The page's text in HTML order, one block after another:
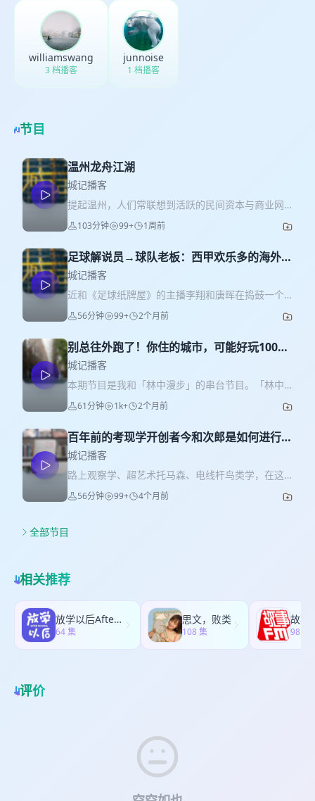
williamswang
3 档播客
junnoise
1 档播客
节目
温州龙舟江湖
城记播客
提起温州，人们常联想到活跃的民间资本与商业网
络——上世纪末本世纪初,温州民间资本一度密集涌
入多个城市的房地产市场；而在巴黎、意大利普拉
籍侨胞数量庞大，温州话也成为社区内部日常交流
的重要语言之一。 近两年，美食、工艺、山野等在
地文化内容的持续挖掘，让“温州性”有了更多元的注
脚。几年前，我在社交媒体上注意到有人开始系统
记录温州的龙舟文化，他们把龙舟基地、训练和巡
发展脉络，甚至绘制龙舟厂的剖面，其中现代化的
高楼和逼仄桥下空间里的龙舟基地形成了强烈对
比。 2026年6月，“舟行千里靠众桨”，温州龙舟五年
纪实影像展在温州开幕，展览以五年纪录为叙事脉
络，通过纪实影像、民俗实物、场景展陈等形式，
路。现场既有训练、仪式、竞渡等热血瞬间的照
片、视频，也有队服、奖杯、老物件等实物陈列。
借展览机会，我和展览策展人，也是持续记录了温
州龙舟五年的建筑师张云斌和影视从业者卞冰晶，
云斌关注温州龙舟的缘起 13:45 城市化进程中温州
事 01:14:16 划龙舟的独特吸引力与队员投入状态
01:18:37 龙舟拍摄带来的人与组织复杂性思考
01:20:45 龙舟俱乐部内的组织张力 01:29:43 空间作
为媒介找到介入相关群体的切口 嘉宾 张云斌，温州
人，「自在建造」建筑设计工作室负责人，「街角
共读」读书会组织者，业余影像工作者。 卞冰晶，8
中国戏剧出版社. 姜竺卿. 2015. 温州地理 [M]. 上海
三联书店. 陈天权. 2012. 香港节庆风俗 [M]. 明报出
版社. 《城市中国》编辑部. 2018. 温州在哪：中等
规模城市后发现代性图景 [J]. 城市中国 (83). 康武刚.
2018. 温州沿海平原的变迁与水利建设[M]. 人民出
103分钟 99+ 1周前
足球解说员→球队老板：西甲欢乐多的海外见
闻（aka.保命锦囊）
城记播客
近和《足球纸牌屋》的主播李翔和唐晖在捣鼓一个
付费内容专题《解说>老板>炼狱：敬我们荒唐的足
球人生》，讲述他们10年前，从赞助西甲球队拉科
亚俱乐部的荒唐足球人生。借此机会，也和他们串
台聊聊足球生意之余，在日本、西班牙等地的见
闻，比如去寥无人烟的日本乡下送球员、欧洲汽车
防盗技巧等。 03:17 日本球场及俱乐部运营成功案
例 07:59 为何送球员到地处偏远的群马“组合立”学校
本旅行经历、球场体验及城市交通分析 34:31 西班
牙旅游公共交通不便，同事驾车1000公里仅休息一
次耐力惊人 44:59 第一次碰到偷反光镜镜子的
46:24 在巴黎和团队拍欧洲杯遇扒车砸车窗抢劫
48:31 西班牙换胎骗局 嘉宾：唐晖&李翔 西甲欢乐
多解说组合、《足球纸牌屋》主播 主持/制作：王越
56分钟 99+ 2个月前
别总往外跑了！你住的城市，可能好玩100倍
| 串台林中漫步
城记播客
本期节目是我和「林中漫步」的串台节目。「林中
漫步」是一档以深度访谈探讨社会人文话题的节
目。我们希望通过与来自不同领域的伙伴们碰撞与
刻洞察启迪人生。主理人林娜 Linna是媒体人，商
业向善探索者，可以在公众号�《林中漫步》，或
小红书@林娜 Linna找到她。 你有多久没有好好看
过自己住的城市了？ 明明生活在上海，周末却总想
往杭州跑；住在北京，假期却惦记着大理。我们总
个普通人，怎么让身边的城市变得好玩起来？ 没有
雨棚、一块古老的界碑……你会发现，美好近在眼
前。 - 时间线 - 02:11嘉宾介绍：王越洲，城记播客
主理人 02:51什么是“考现学”？漫无目的地观察城市
04:39漫无目的的快乐：一条路走一个下午 05:30普
节，到垂直节展（面包节、拉面节、艺术书展）
27:55乌镇戏剧节（一个古镇的“文化复活”）与特色
文旅（城市不再千篇一律） 31:05上海祥德路：一个
中央财政支持的社区更新标杆 40:37做一个属于你的
“城市图层地图”吧！叠加历史、美食、声音……让你
61分钟 1k+ 2个月前
百年前的考现学开创者今和次郎是如何进行路
上观察的？
城记播客
路上观察学、超艺术托马森、电线杆鸟类学，在这
些城市漫游者们熟悉的城市观察法背后，都有着百
年前考现学开创者今和次郎的影响。最近，新书
少波将考现学从“一种学术方法”还原为“一种观察生
活的本能”，并探讨了它在当代城乡空间、建筑教
学、家乡漫步乃至乡村旧宅改造中的具体运用。不
同于宏大叙事，考现学关注的正是那些被忽略的日
常细节——电线杆、破损的茶碗、菜市场的拖把、
家里的水井与旧椅子。 《今和次郎/考现与采集》可
现代性 40:30 杭州半山社区观察：工人新村、防空
洞与山地特殊性 47:00 “家乡漫步”教学实践：不带预
设地观察自己的故乡 嘉宾：陆少波，同济大学博士
56分钟 99+ 4个月前
全部节目
相关推荐
放学以后After school
64 集
思文，败类
108 集
故事
981 集
评价